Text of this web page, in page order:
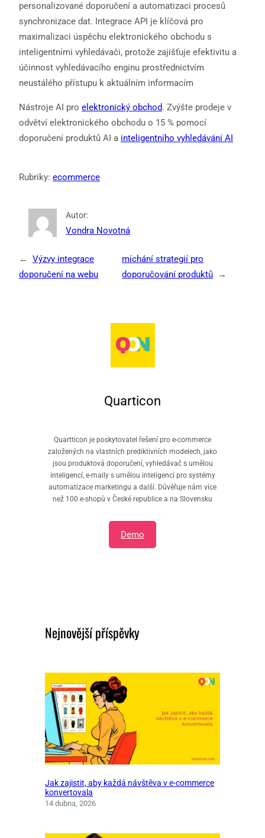
personalizované doporučení a automatizaci procesů
synchronizace dat. Integrace API je klíčová pro
maximalizaci úspěchu elektronického obchodu s
inteligentními vyhledávači, protože zajišťuje efektivitu a
účinnost vyhledávacího enginu prostřednictvím
neustálého přístupu k aktuálním informacím
Nástroje AI pro elektronický obchod. Zvýšte prodeje v
odvětví elektronického obchodu o 15 % pomocí
doporučení produktů AI a inteligentního vyhledávání AI
Rubriky: ecommerce
Autor:
Vondra Novotná
←
Výzvy integrace
doporučení na webu
míchání strategií pro
doporučování produktů
→
Quarticon
Quartticon je poskytovatel řešení pro e-commerce
založených na vlastních prediktivních modelech, jako
jsou produktová doporučení, vyhledávač s umělou
inteligencí, e-maily s umělou inteligencí pro systémy
automatizace marketingu a další. Důvěřuje nám více
než 100 e-shopů v České republice a na Slovensku
Demo
Nejnovější příspěvky
Jak zajistit, aby každá návštěva v e-commerce
konvertovala
14 dubna, 2026